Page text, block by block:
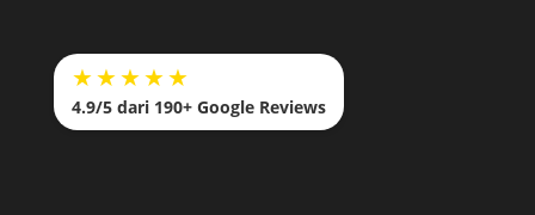
★★★★★
4.9/5 dari 190+ Google Reviews